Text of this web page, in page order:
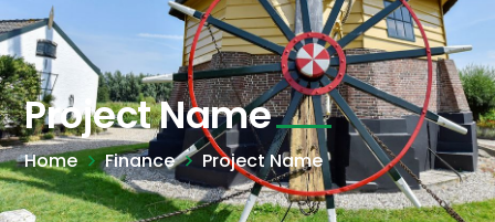
Project Name
Home Finance Project Name